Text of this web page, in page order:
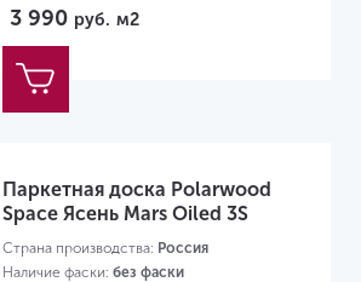
3 990 руб. м2
Паркетная доска Polarwood
Space Ясень Mars Oiled 3S
Страна производства: Россия
Наличие фаски: без фаски